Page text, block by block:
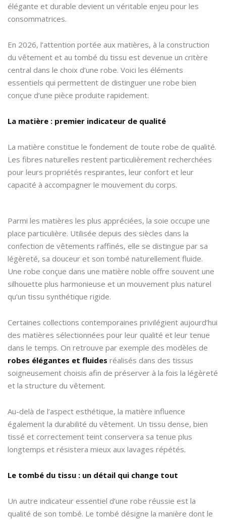
élégante et durable devient un véritable enjeu pour les
consommatrices.
En 2026, l’attention portée aux matières, à la construction
du vêtement et au tombé du tissu est devenue un critère
central dans le choix d’une robe. Voici les éléments
essentiels qui permettent de distinguer une robe bien
conçue d’une pièce produite rapidement.
La matière : premier indicateur de qualité
La matière constitue le fondement de toute robe de qualité.
Les fibres naturelles restent particulièrement recherchées
pour leurs propriétés respirantes, leur confort et leur
capacité à accompagner le mouvement du corps.
Parmi les matières les plus appréciées, la soie occupe une
place particulière. Utilisée depuis des siècles dans la
confection de vêtements raffinés, elle se distingue par sa
légèreté, sa douceur et son tombé naturellement fluide.
Une robe conçue dans une matière noble offre souvent une
silhouette plus harmonieuse et un mouvement plus naturel
qu’un tissu synthétique rigide.
Certaines collections contemporaines privilégient aujourd’hui
des matières sélectionnées pour leur qualité et leur tenue
dans le temps. On retrouve par exemple des modèles de
robes élégantes et fluides réalisés dans des tissus
soigneusement choisis afin de préserver à la fois la légèreté
et la structure du vêtement.
Au-delà de l’aspect esthétique, la matière influence
également la durabilité du vêtement. Un tissu dense, bien
tissé et correctement teint conservera sa tenue plus
longtemps et résistera mieux aux lavages répétés.
Le tombé du tissu : un détail qui change tout
Un autre indicateur essentiel d’une robe réussie est la
qualité de son tombé. Le tombé désigne la manière dont le